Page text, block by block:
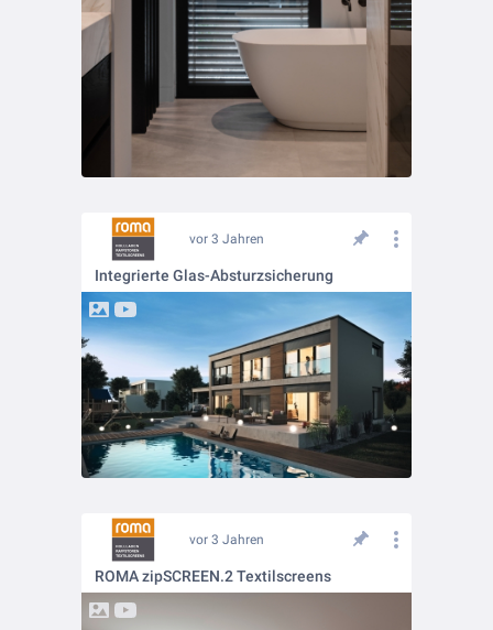
vor 3 Jahren
Integrierte Glas-Absturzsicherung
vor 3 Jahren
ROMA zipSCREEN.2 Textilscreens